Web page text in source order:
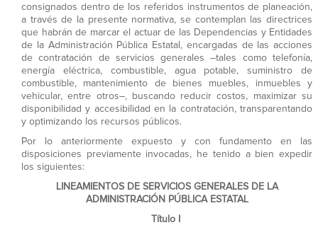
consignados dentro de los referidos instrumentos de planeación,
a través de la presente normativa, se contemplan las directrices
que habrán de marcar el actuar de las Dependencias y Entidades
de la Administración Pública Estatal, encargadas de las acciones
de contratación de servicios generales –tales como telefonía,
energía eléctrica, combustible, agua potable, suministro de
combustible, mantenimiento de bienes muebles, inmuebles y
vehicular, entre otros–, buscando reducir costos, maximizar su
disponibilidad y accesibilidad en la contratación, transparentando
y optimizando los recursos públicos.
Por lo anteriormente expuesto y con fundamento en las
disposiciones previamente invocadas, he tenido a bien expedir
los siguientes:
LINEAMIENTOS DE SERVICIOS GENERALES DE LA
ADMINISTRACIÓN PÚBLICA ESTATAL
Título I